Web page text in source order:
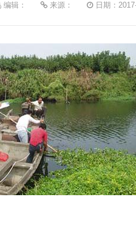
编辑： 来源： 日期：